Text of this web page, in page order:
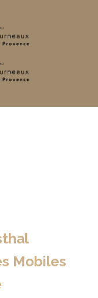
Mobiles